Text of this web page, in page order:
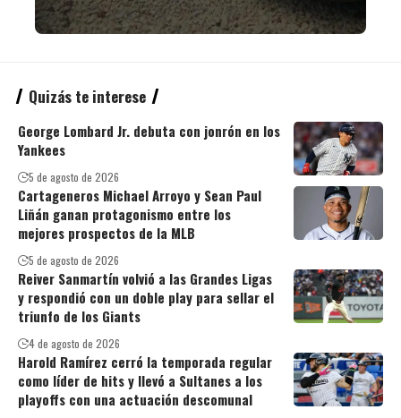
Quizás te interese
George Lombard Jr. debuta con jonrón en los
Yankees
5 de agosto de 2026
Cartageneros Michael Arroyo y Sean Paul
Liñán ganan protagonismo entre los
mejores prospectos de la MLB
5 de agosto de 2026
Reiver Sanmartín volvió a las Grandes Ligas
y respondió con un doble play para sellar el
triunfo de los Giants
4 de agosto de 2026
Harold Ramírez cerró la temporada regular
como líder de hits y llevó a Sultanes a los
playoffs con una actuación descomunal